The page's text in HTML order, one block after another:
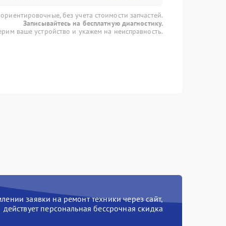
без учета стоимости запчастей.
Записывайтесь на бесплатную диагностику.
ваше устройство и укажем на неисправность.
заявки на ремонт техники через сайт,
действует персональная бессрочная скидка